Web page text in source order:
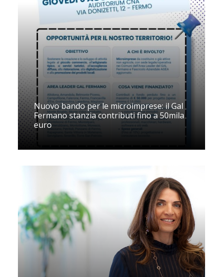
Nuovo bando per le microimprese: il Gal
Fermano stanzia contributi fino a 50mila
euro